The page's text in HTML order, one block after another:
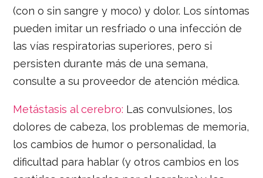
(con o sin sangre y moco) y dolor. Los síntomas
pueden imitar un resfriado o una infección de
las vías respiratorias superiores, pero si
persisten durante más de una semana,
consulte a su proveedor de atención médica.
Metástasis al cerebro: Las convulsiones, los
dolores de cabeza, los problemas de memoria,
los cambios de humor o personalidad, la
dificultad para hablar (y otros cambios en los